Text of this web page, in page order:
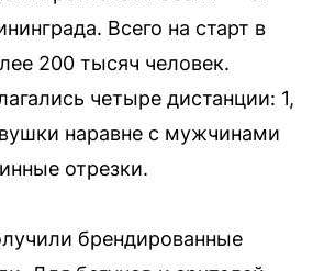
Всего на старт в
200 тысяч человек.
четыре дистанции: 1,
наравне с мужчинами
отрезки.
брендированные